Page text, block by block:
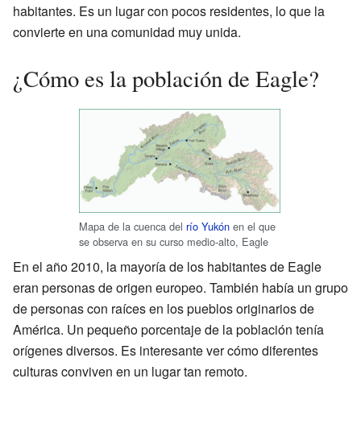
habitantes. Es un lugar con pocos residentes, lo que la
convierte en una comunidad muy unida.
¿Cómo es la población de Eagle?
Mapa de la cuenca del río Yukón en el que
se observa en su curso medio-alto, Eagle
En el año 2010, la mayoría de los habitantes de Eagle
eran personas de origen europeo. También había un grupo
de personas con raíces en los pueblos originarios de
América. Un pequeño porcentaje de la población tenía
orígenes diversos. Es interesante ver cómo diferentes
culturas conviven en un lugar tan remoto.